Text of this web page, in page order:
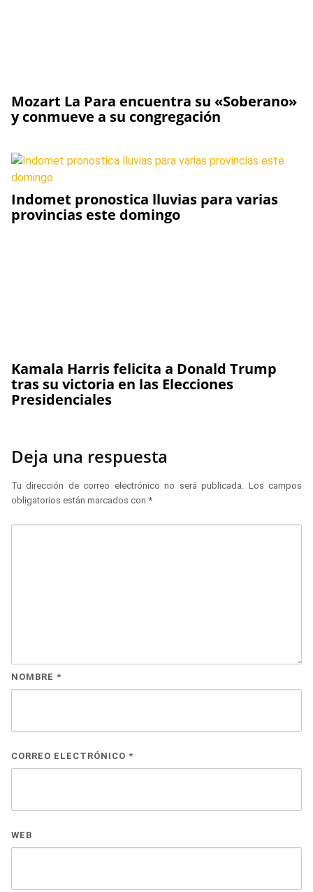
Mozart La Para encuentra su «Soberano»
y conmueve a su congregación
Indomet pronostica lluvias para varias
provincias este domingo
Kamala Harris felicita a Donald Trump
tras su victoria en las Elecciones
Presidenciales
Deja una respuesta
Tu dirección de correo electrónico no será publicada.
Los campos
obligatorios están marcados con *
NOMBRE *
CORREO ELECTRÓNICO *
WEB